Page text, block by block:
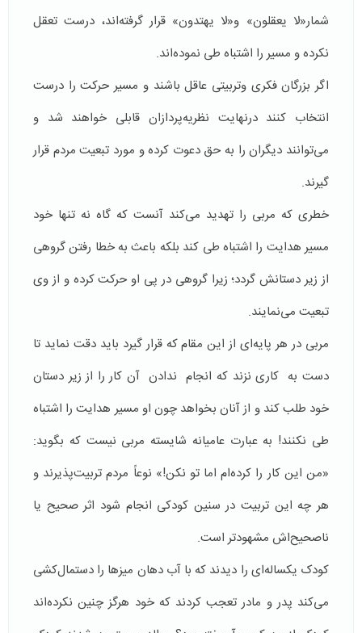
شمار«لا یعقلون» و«لا یهتدون» قرار گرفته‌اند، درست تعقل
نکرده و مسیر را اشتباه طی نموده‌اند.
اگر بزرگان فکری وتربیتی عاقل باشند و مسیر حرکت را درست
انتخاب کنند درنهایت نظریه‌پردازان قابلی خواهند شد و
می‌توانند دیگران را به حق دعوت کرده و مورد تبعیت مردم قرار
گیرند.
خطری که مربی ‌را تهدید می‌کند آنست که گاه نه تنها خود
مسیر هدایت را اشتباه طی ‌کند بلکه باعث به خطا رفتن گروهی
از زیر دستانش گردد؛ زیرا گروهی در پی او حرکت کرده و از وی
تبعیت می‌نمایند.
مربی در هر پایه‌ای از این مقام که قرار گیرد باید دقت نماید تا
دست به کاری نزند که انجام ندادن آن کار را از زیر دستان
خود طلب کند و از آنان بخواهد چون او مسیر هدایت را اشتباه
طی نکنند! به عبارت عامیانه شایسته مربی نیست که بگوید:
«من این کار را کرده‌ام اما تو نکن!» نوعاً مردم تربیت‌پذیرند و
هر چه این تربیت در سنین کودکی انجام شود اثر صحیح یا
ناصحیح‌اش مشهودتر است.
کودک یکساله‌ای را دیدند که با آب دهان میزها را دستمال‌کشی
می‌کند پدر و مادر تعجب کردند که خود هرگز چنین ‌نکرده‌اند